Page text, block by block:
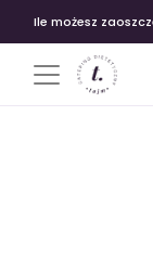
Ile możesz